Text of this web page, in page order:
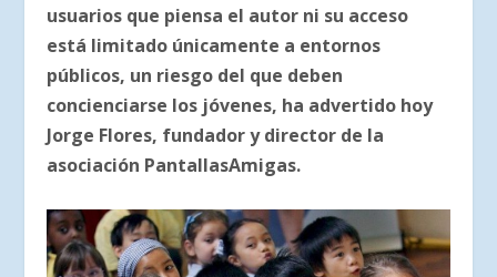
usuarios que piensa el autor ni su acceso
está limitado únicamente a entornos
públicos, un riesgo del que deben
concienciarse los jóvenes, ha advertido hoy
Jorge Flores, fundador y director de la
asociación PantallasAmigas.